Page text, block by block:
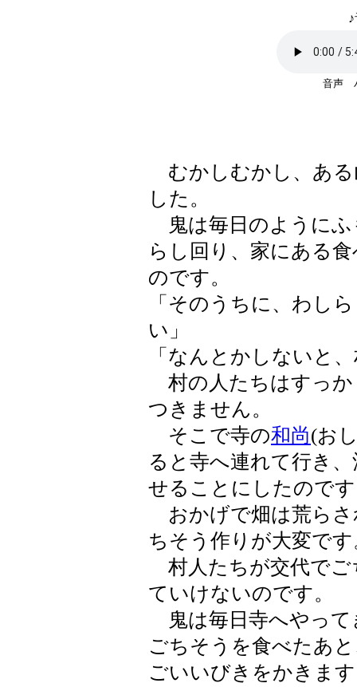
音声
むかしむかし、ある
した。
鬼は毎日のようにふ
らし回り、家にある
のです。
「そのうちに、わし
い」
「なんとかしないと
村の人たちはすっか
つきません。
そこで寺の和尚(お
ると寺へ連れて行き
せることにしたので
おかげで畑は荒らさ
ちそう作りが大変です
村人たちが交代でご
ていけないのです。
鬼は毎日寺へやって
ごちそうを食べたあ
ごいいびきをかきま